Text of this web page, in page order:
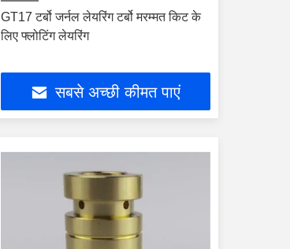
GT17 टर्बो जर्नल लेयरिंग टर्बो मरम्मत किट के
लिए फ्लोटिंग लेयरिंग
सबसे अच्छी कीमत पाएं